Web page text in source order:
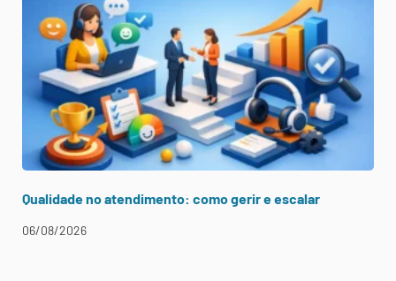
Qualidade no atendimento: como gerir e escalar
06/08/2026